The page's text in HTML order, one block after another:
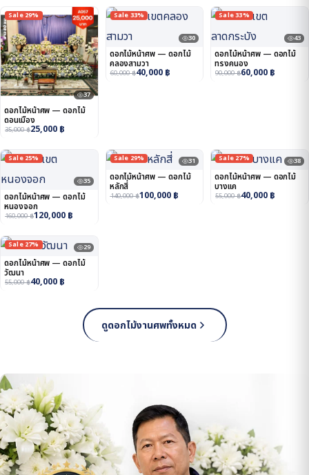
Sale 29%
37
ดอกไม้หน้าศพ — ดอกไม้
ดอนเมือง
35,000฿25,000 ฿
Sale 33%
30
ดอกไม้หน้าศพ — ดอกไม้
คลองสามวา
60,000฿40,000 ฿
Sale 33%
43
ดอกไม้หน้าศพ — ดอกไม้
ทรงคนอง
90,000฿60,000 ฿
Sale 25%
35
ดอกไม้หน้าศพ — ดอกไม้
หนองจอก
160,000฿120,000 ฿
Sale 29% 31
ดอกไม้หน้าศพ — ดอกไม้
หลักสี่
140,000฿100,000 ฿
Sale 27% 38
ดอกไม้หน้าศพ — ดอกไม้
บางแค
55,000฿40,000 ฿
Sale 27% 29
ดอกไม้หน้าศพ — ดอกไม้
วัฒนา
55,000฿40,000 ฿
ดูดอกไม้งานศพทั้งหมด